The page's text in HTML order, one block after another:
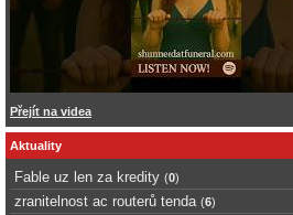
Přejít na videa
Aktuality
Fable uz len za kredity (0)
zranitelnost ac routerů tenda (6)